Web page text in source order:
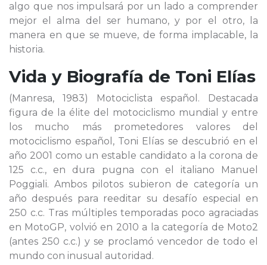
algo que nos impulsará por un lado a comprender
mejor el alma del ser humano, y por el otro, la
manera en que se mueve, de forma implacable, la
historia.
Vida y Biografía de Toni Elías
(Manresa, 1983) Motociclista español. Destacada
figura de la élite del motociclismo mundial y entre
los mucho más prometedores valores del
motociclismo español, Toni Elías se descubrió en el
año 2001 como un estable candidato a la corona de
125 c.c., en dura pugna con el italiano Manuel
Poggiali. Ambos pilotos subieron de categoría un
año después para reeditar su desafío especial en
250 c.c. Tras múltiples temporadas poco agraciadas
en MotoGP, volvió en 2010 a la categoría de Moto2
(antes 250 c.c.) y se proclamó vencedor de todo el
mundo con inusual autoridad.